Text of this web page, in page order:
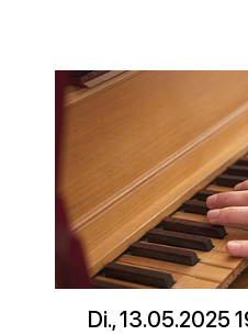
Di., 13.05.2025